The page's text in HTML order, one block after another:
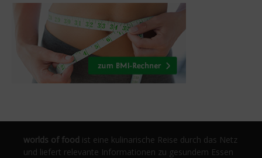
worlds of food ist eine kulinarische Reise durch das Netz
und liefert relevante Informationen zu gesundem Essen